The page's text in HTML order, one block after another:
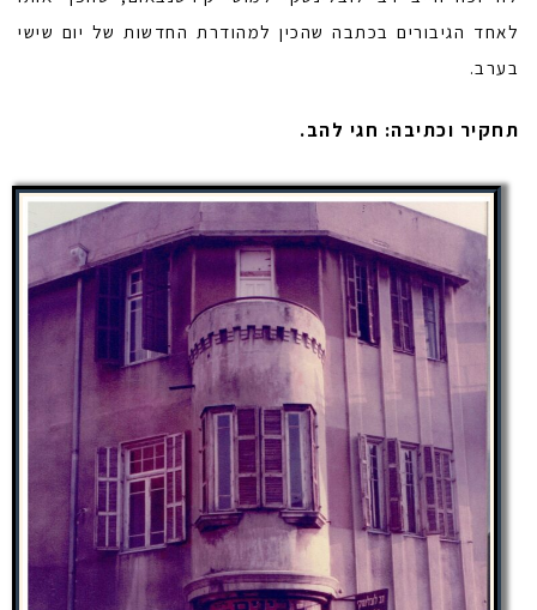
לאחד הגיבורים בכתבה שהכין למהודרת החדשות של יום שישי
בערב.
תחקיר וכתיבה: חגי להב.